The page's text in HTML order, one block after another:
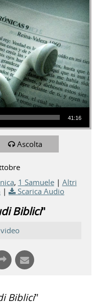
41:16
Ascolta
, 1 Samuele| Altri
| Scarica Audio
Biblici"
Biblici"